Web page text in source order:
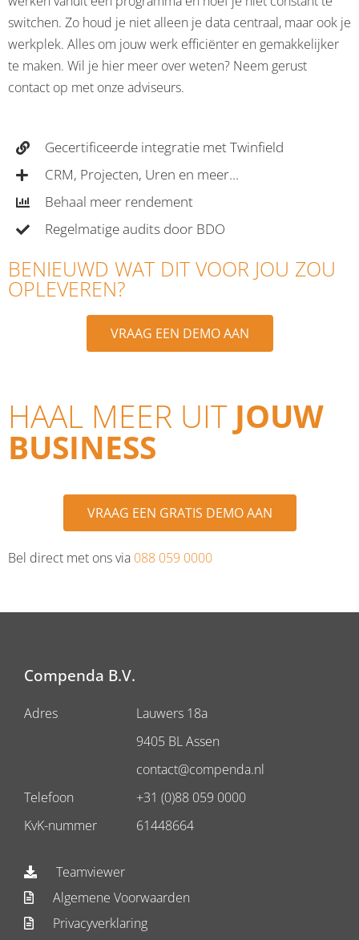
switchen. Zo houd je niet alleen je data centraal, maar ook je
werkplek. Alles om jouw werk efficiënter en gemakkelijker
te maken. Wil je hier meer over weten? Neem gerust
contact op met onze adviseurs.
Gecertificeerde integratie met Twinfield
CRM, Projecten, Uren en meer...
Behaal meer rendement
Regelmatige audits door BDO
BENIEUWD WAT DIT VOOR JOU ZOU
OPLEVEREN?
VRAAG EEN DEMO AAN
HAAL MEER UIT JOUW
BUSINESS
VRAAG EEN GRATIS DEMO AAN
Bel direct met ons via 088 059 0000
Compenda B.V.
Adres
Lauwers 18a
9405 BL Assen
contact@compenda.nl
Telefoon
+31 (0)88 059 0000
KvK-nummer
61448664
Teamviewer
Algemene Voorwaarden
Privacyverklaring